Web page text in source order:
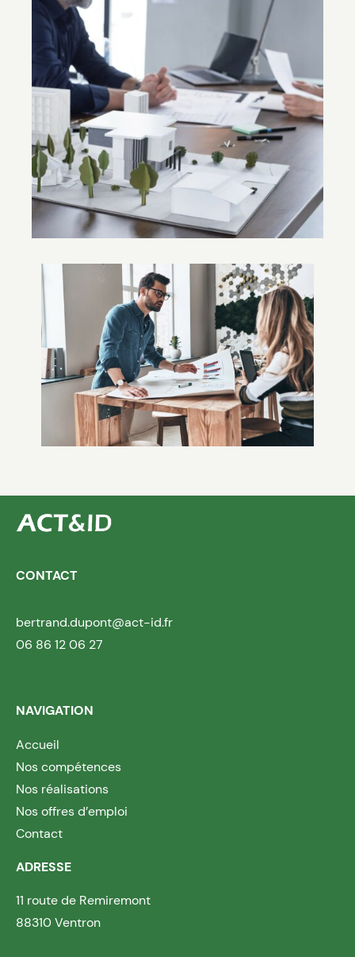
CONTACT
bertrand.dupont@act-id.fr
06 86 12 06 27
NAVIGATION
Accueil
Nos compétences
Nos réalisations
Nos offres d’emploi
Contact
ADRESSE
11 route de Remiremont
88310 Ventron